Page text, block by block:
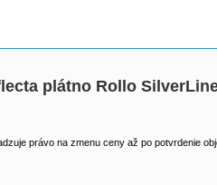
plátno Rollo
právo na zmenu ceny až po potvrdenie